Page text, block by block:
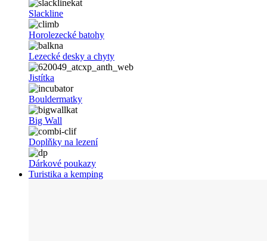
Slackline
Horolezecké batohy
Lezecké desky a chyty
Jistítka
Bouldermatky
Big Wall
Doplňky na lezení
Dárkové poukazy
Turistika a kemping